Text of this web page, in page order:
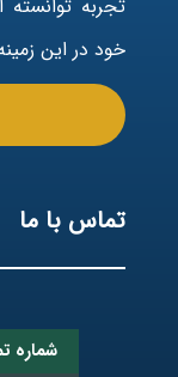
تجربه
خود در این
تماس با ما
شماره